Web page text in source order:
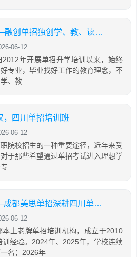
27年单招稳步提分——融创单招独创学、教、读、背、练、考六位一体教学模式
06-12
年开展单招升学培训以来，始终
专业，毕业找好工作的教育理念，不
、教
，四川单招培训班
06-12
院校招生的一种重要途径，近年来受
于那些希望通过单招考试进入理想学
成都本土老牌机构——成都美思单招深耕四川单招16年，助力学生录取公办院校！
06-12
土老牌单招培训机构，成立于2010
经验。2024年、2025年，学校连续
名；2026年